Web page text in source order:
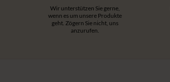
Wir unterstützen Sie gerne,
wenn es um unsere Produkte
geht. Zögern Sie nicht, uns
anzurufen.